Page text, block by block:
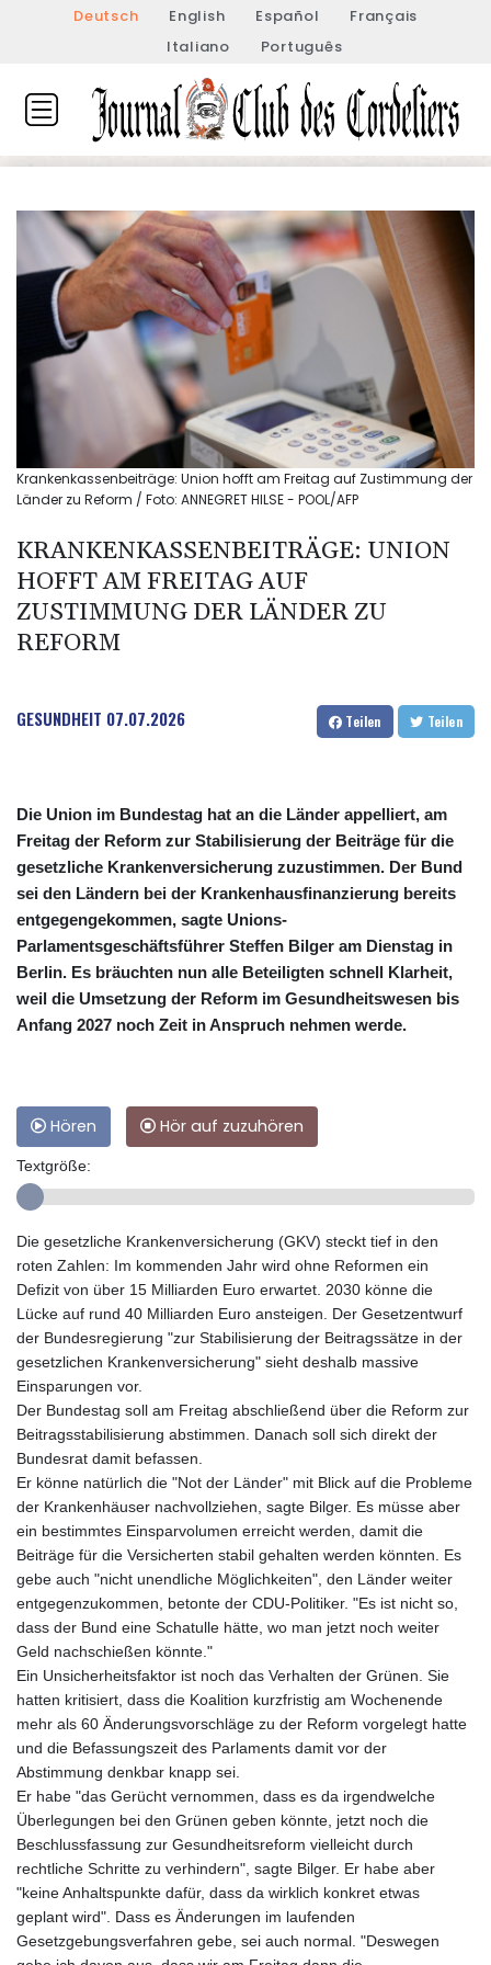
Deutsch English Español
Français
Italiano
Português
Krankenkassenbeiträge: Union hofft am Freitag auf Zustimmung der
Länder zu Reform / Foto: ANNEGRET HILSE - POOL/AFP
KRANKENKASSENBEITRÄGE: UNION
HOFFT AM FREITAG AUF
ZUSTIMMUNG DER LÄNDER ZU
REFORM
GESUNDHEIT 07.07.2026 Teilen Teilen
Die Union im Bundestag hat an die Länder appelliert, am
Freitag der Reform zur Stabilisierung der Beiträge für die
gesetzliche Krankenversicherung zuzustimmen. Der Bund
sei den Ländern bei der Krankenhausfinanzierung bereits
entgegengekommen, sagte Unions-
Parlamentsgeschäftsführer Steffen Bilger am Dienstag in
Berlin. Es bräuchten nun alle Beteiligten schnell Klarheit,
weil die Umsetzung der Reform im Gesundheitswesen bis
Anfang 2027 noch Zeit in Anspruch nehmen werde.
Hören Hör auf zuzuhören
Textgröße:
Die gesetzliche Krankenversicherung (GKV) steckt tief in den
roten Zahlen: Im kommenden Jahr wird ohne Reformen ein
Defizit von über 15 Milliarden Euro erwartet. 2030 könne die
Lücke auf rund 40 Milliarden Euro ansteigen. Der Gesetzentwurf
der Bundesregierung "zur Stabilisierung der Beitragssätze in der
gesetzlichen Krankenversicherung" sieht deshalb massive
Einsparungen vor.
Der Bundestag soll am Freitag abschließend über die Reform zur
Beitragsstabilisierung abstimmen. Danach soll sich direkt der
Bundesrat damit befassen.
Er könne natürlich die "Not der Länder" mit Blick auf die Probleme
der Krankenhäuser nachvollziehen, sagte Bilger. Es müsse aber
ein bestimmtes Einsparvolumen erreicht werden, damit die
Beiträge für die Versicherten stabil gehalten werden könnten. Es
gebe auch "nicht unendliche Möglichkeiten", den Länder weiter
entgegenzukommen, betonte der CDU-Politiker. "Es ist nicht so,
dass der Bund eine Schatulle hätte, wo man jetzt noch weiter
Geld nachschießen könnte."
Ein Unsicherheitsfaktor ist noch das Verhalten der Grünen. Sie
hatten kritisiert, dass die Koalition kurzfristig am Wochenende
mehr als 60 Änderungsvorschläge zu der Reform vorgelegt hatte
und die Befassungszeit des Parlaments damit vor der
Abstimmung denkbar knapp sei.
Er habe "das Gerücht vernommen, dass es da irgendwelche
Überlegungen bei den Grünen geben könnte, jetzt noch die
Beschlussfassung zur Gesundheitsreform vielleicht durch
rechtliche Schritte zu verhindern", sagte Bilger. Er habe aber
"keine Anhaltspunkte dafür, dass da wirklich konkret etwas
geplant wird". Dass es Änderungen im laufenden
Gesetzgebungsverfahren gebe, sei auch normal. "Deswegen